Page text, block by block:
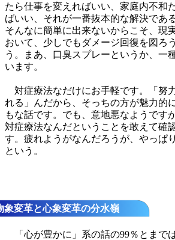
たら仕事を変えればいい、家庭内不和
ばいい、それが一番抜本的な解決であ
そんなに簡単に出来ないからこそ、現
おいて、少しでもダメージ回復を図ろ
う。まあ、口臭スプレーというか、一
います。
対症療法なだけにお手軽です。「努
れる」んだから、そっちの方が魅力的
もな話です。でも、意地悪なようです
対症療法なんだということを敢えて確
す。疲れようがなんだろうが、やっぱ
という。
象変革と心象変革の分水嶺
「心が豊かに」系の話の99％とまで